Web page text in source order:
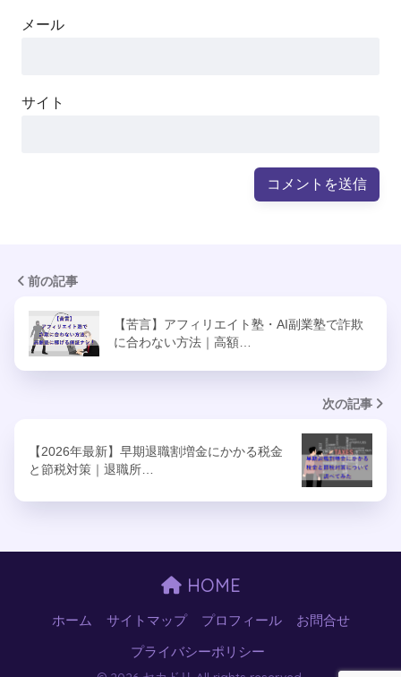
メール
サイト
前の記事
【苦言】アフィリエイト塾・AI副業塾で詐欺
に合わない方法｜高額…
次の記事
【2026年最新】早期退職割増金にかかる税金
と節税対策｜退職所…
HOME
ホーム サイトマップ プロフィール お問合せ
プライバシーポリシー